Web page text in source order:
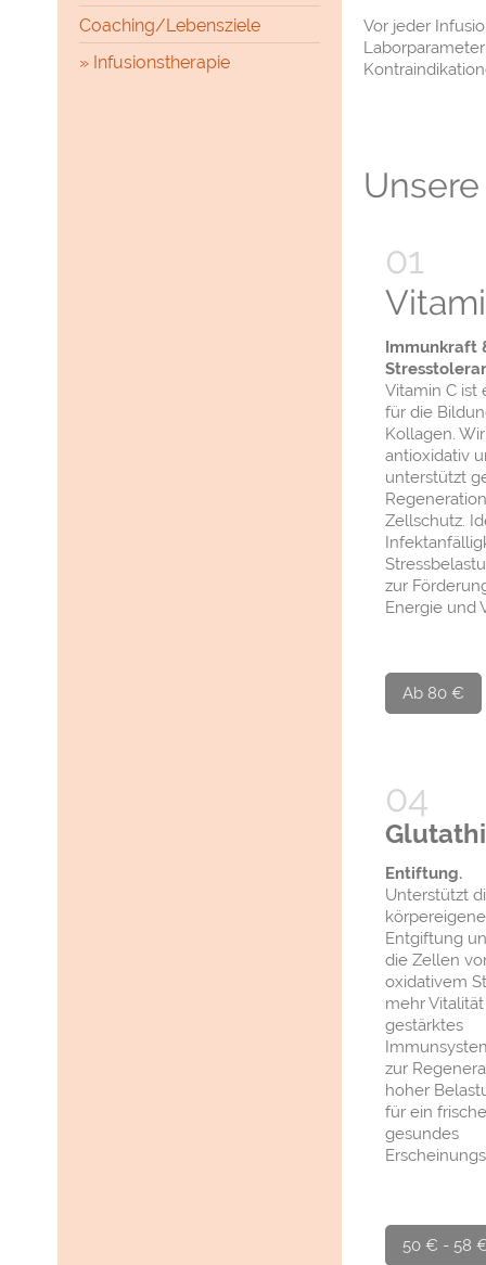
Vor jeder
Immunkraft
Vitamin C ist
für die
Kollagen.
antioxidativ
unterstützt
Zellschutz.
zur
Energie und
Ab 80 €
Entiftung.
Unterstützt
körpereigene
Entgiftung
die Zellen
oxidativem
mehr
gestärktes
zur
hoher
für ein
gesundes
50 € - 58
Coaching/Lebensziele
Infusionstherapie